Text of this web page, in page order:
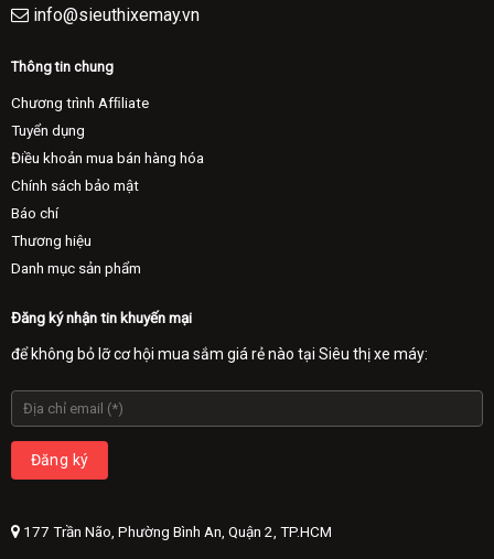
info@sieuthixemay.vn
Thông tin chung
Chương trình Afﬁliate
Tuyển dụng
Điều khoản mua bán hàng hóa
Chính sách bảo mật
Báo chí
Thương hiệu
Danh mục sản phẩm
Đăng ký nhận tin khuyến mại
để không bỏ lỡ cơ hội mua sắm giá rẻ nào tại Siêu thị xe máy:
177 Trần Não, Phường Bình An, Quận 2, TP.HCM